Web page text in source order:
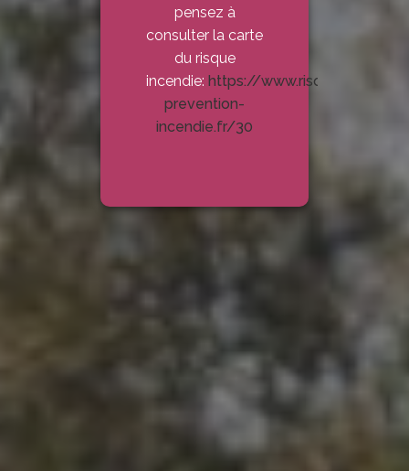
pensez à
consulter la carte
du risque
incendie: https://www.risque-
prevention-
incendie.fr/30